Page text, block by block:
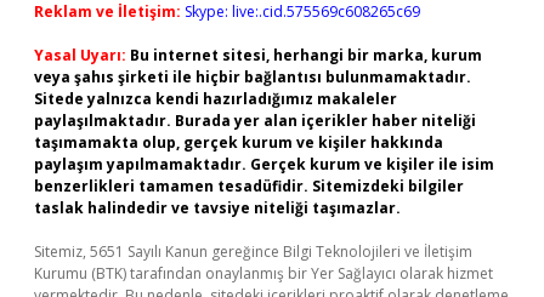
Reklam ve İletişim: Skype: live:.cid.575569c608265c69
Yasal Uyarı: Bu internet sitesi, herhangi bir marka, kurum
veya şahıs şirketi ile hiçbir bağlantısı bulunmamaktadır.
Sitede yalnızca kendi hazırladığımız makaleler
paylaşılmaktadır. Burada yer alan içerikler haber niteliği
taşımamakta olup, gerçek kurum ve kişiler hakkında
paylaşım yapılmamaktadır. Gerçek kurum ve kişiler ile isim
benzerlikleri tamamen tesadüfidir. Sitemizdeki bilgiler
taslak halindedir ve tavsiye niteliği taşımazlar.
Sitemiz, 5651 Sayılı Kanun gereğince Bilgi Teknolojileri ve İletişim
Kurumu (BTK) tarafından onaylanmış bir Yer Sağlayıcı olarak hizmet